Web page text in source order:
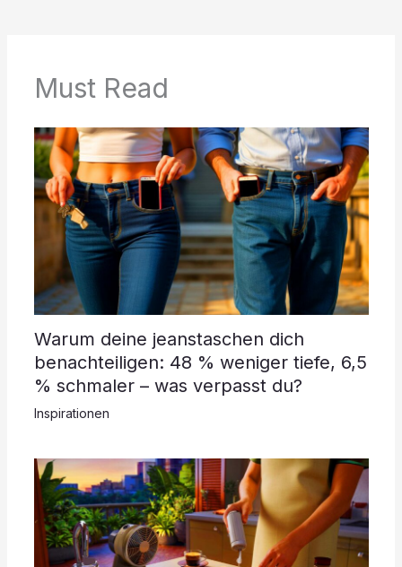
Must Read
Warum deine jeanstaschen dich
benachteiligen: 48 % weniger tiefe, 6,5
% schmaler – was verpasst du?
Inspirationen